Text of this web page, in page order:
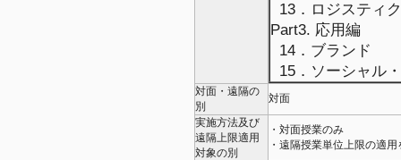
13．ロジスティ
Part3. 応用編
14．ブランド
15．ソーシャル
対面・遠隔の
別
対面
実施方法及び
遠隔上限適用
対象の別
・対面授業のみ
・遠隔授業単位上限の適